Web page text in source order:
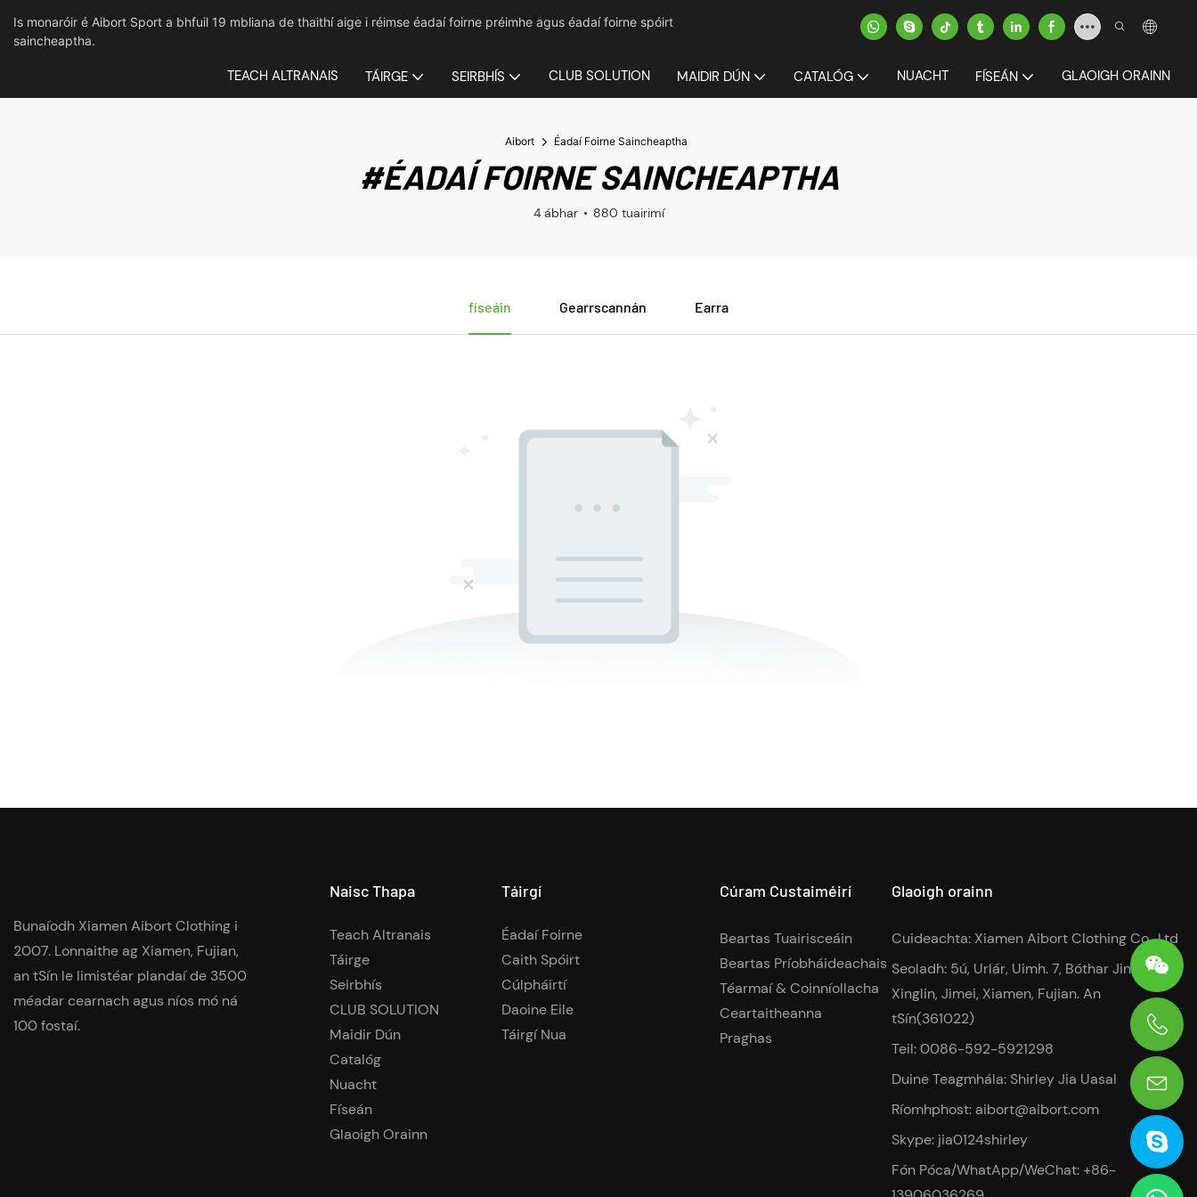
Is monaróir é Aibort Sport a bhfuil 19 mbliana de thaithí aige i réimse éadaí foirne préimhe agus éadaí foirne spóirt
saincheaptha.
TEACH ALTRANAIS TÁIRGE SEIRBHÍS CLUB SOLUTION MAIDIR DÚN CATALÓG NUACHT FÍSEÁN GLAOIGH ORAINN
Aibort Éadaí Foirne Saincheaptha
#ÉADAÍ FOIRNE SAINCHEAPTHA
4 ábhar 880 tuairimí
físeáin Gearrscannán Earra
Bunaíodh Xiamen Aibort Clothing i
2007. Lonnaithe ag Xiamen, Fujian,
an tSín le limistéar plandaí de 3500
méadar cearnach agus níos mó ná
100 fostaí.
Naisc Thapa
Teach Altranais
Táirge
Seirbhís
CLUB SOLUTION
Maidir Dún
Catalóg
Nuacht
Físeán
Glaoigh Orainn
Táirgí
Éadaí Foirne
Caith Spóirt
Cúlpháirtí
Daoine Eile
Táirgí Nua
Cúram Custaiméirí
Beartas Tuairisceáin
Beartas Príobháideachais
Téarmaí & Coinníollacha
Ceartaitheanna
Praghas
Glaoigh orainn
Cuideachta: Xiamen Aibort Clothing Co., Ltd
Seoladh: 5ú, Urlár, Uimh. 7, Bóthar Jinying,
Xinglin, Jimei, Xiamen, Fujian. An
tSín(361022)
Teil: 0086-592-5921298
Duine Teagmhála: Shirley Jia Uasal
Ríomhphost: aibort@aibort.com
Skype: jia0124shirley
Fón Póca/WhatApp/WeChat: +86-